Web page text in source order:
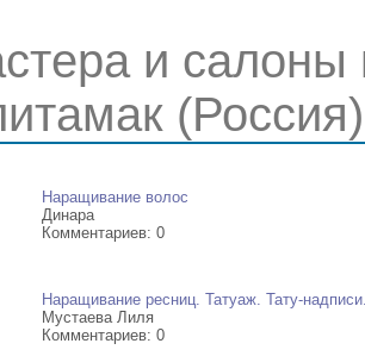
и салоны
(Россия)
Наращивание волос
Динара
Комментариев: 0
Наращивание ресниц. Татуаж. Тату-
Мустаева Лиля
Комментариев: 0